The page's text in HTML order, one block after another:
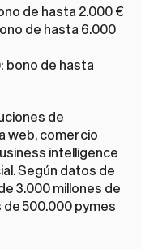
de hasta 2.000 €
de hasta 6.000
bono de hasta
de
web, comercio
intelligence
Según datos de
3.000 millones de
de 500.000 pymes